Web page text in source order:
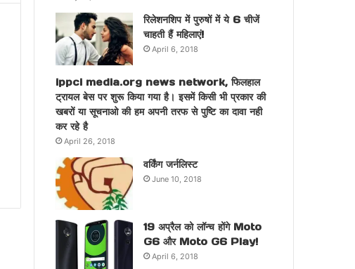
रिलेशनशिप में पुरुषों में ये 6 चीजें
चाहती हैं महिलाएं!
April 6, 2018
ippci media.org news network, फिलहाल
ट्रायल बेस पर शुरू किया गया है। इसमें किसी भी प्रकार की
खबरों या सूचनाओ की हम अपनी तरफ से पुष्टि का दावा नही
कर रहे है
April 26, 2018
वर्किंग जर्नलिस्ट
June 10, 2018
19 अप्रैल को लॉन्च होंगे Moto
G6 और Moto G6 Play!
April 6, 2018